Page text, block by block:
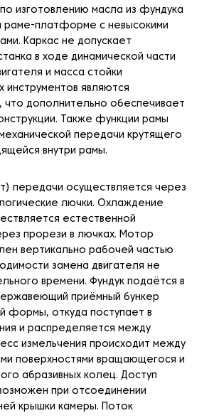
изготовлению масла из фундука
раме-платформе с невысокими
Каркас не допускает
в ходе динамической части
и масса стойки
инструментов являются
что дополнительно обеспечивает
Также функции рамы
передачи крутящего
внутри рамы.
передачи осуществляется через
лючки. Охлаждение
естественной
прорези в лючках. Мотор
вертикально рабочей частью
замена двигателя не
времени. Фундук подаётся в
приёмный бункер
формы, откуда поступает в
и распределяется между
измельчения происходит между
поверхностями вращающегося и
абразивных колец. Доступ
при отсоединении
крышки камеры. Поток